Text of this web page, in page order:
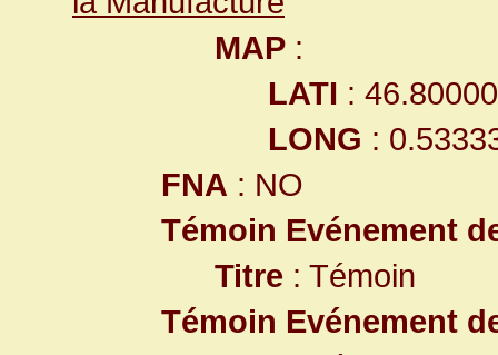
MAP :
LATI :
LONG :
FNA : NO
Témoin Evénement
Titre : Témoin
Témoin Evénement